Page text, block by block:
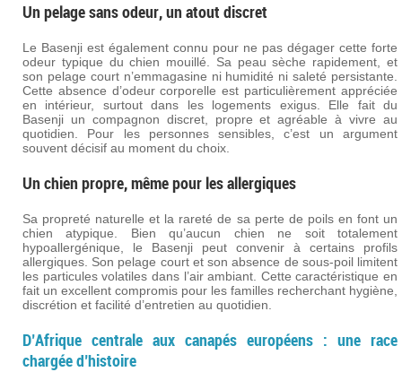
Un pelage sans odeur, un atout discret
Le Basenji est également connu pour ne pas dégager cette forte
odeur typique du chien mouillé. Sa peau sèche rapidement, et
son pelage court n’emmagasine ni humidité ni saleté persistante.
Cette absence d’odeur corporelle est particulièrement appréciée
en intérieur, surtout dans les logements exigus. Elle fait du
Basenji un compagnon discret, propre et agréable à vivre au
quotidien. Pour les personnes sensibles, c’est un argument
souvent décisif au moment du choix.
Un chien propre, même pour les allergiques
Sa propreté naturelle et la rareté de sa perte de poils en font un
chien atypique. Bien qu’aucun chien ne soit totalement
hypoallergénique, le Basenji peut convenir à certains profils
allergiques. Son pelage court et son absence de sous-poil limitent
les particules volatiles dans l’air ambiant. Cette caractéristique en
fait un excellent compromis pour les familles recherchant hygiène,
discrétion et facilité d’entretien au quotidien.
D’Afrique centrale aux canapés européens : une race
chargée d’histoire